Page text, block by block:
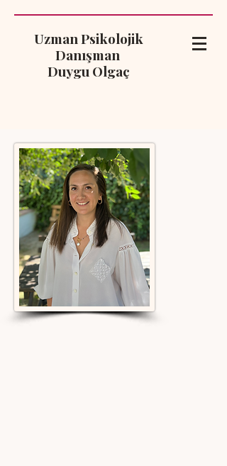
Uzman Psikolojik
Danışman
Duygu Olgaç